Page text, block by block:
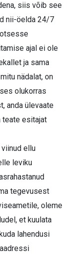
siis võib see
nii-öelda 24/7
ajal ei ole
ja sama
nädalat, on
olukorras
anda ülevaate
esitajat
ellu
leviku
tegevusest
oleme
et kuulata
lahendusi